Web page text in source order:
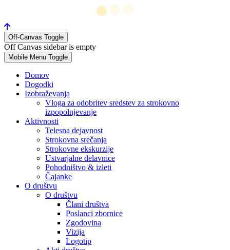
Off-Canvas Toggle
Off Canvas sidebar is empty
Mobile Menu Toggle
Domov
Dogodki
Izobraževanja
Vloga za odobritev sredstev za strokovno
izpopolnjevanje
Aktivnosti
Telesna dejavnost
Strokovna srečanja
Strokovne ekskurzije
Ustvarjalne delavnice
Pohodništvo & izleti
Čajanke
O društvu
O društvu
Člani društva
Poslanci zbornice
Zgodovina
Vizija
Logotip